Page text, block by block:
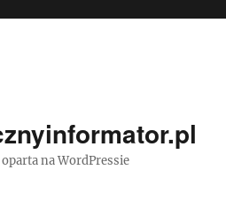
na WordPressie